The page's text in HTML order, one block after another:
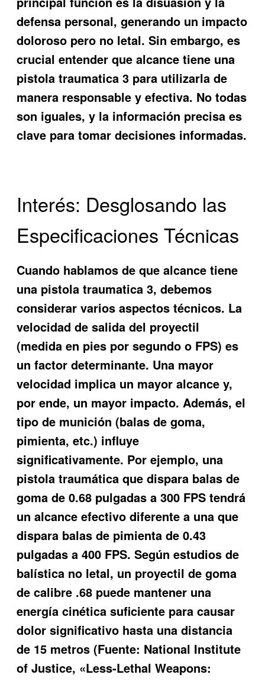
defensa personal, generando un impacto
doloroso pero no letal. Sin embargo, es
crucial entenderque alcance tiene una
pistola traumatica 3 para utilizarla de
manera responsable y efectiva. No todas
son iguales, y la información precisa es
clave para tomar decisiones informadas.
Interés: Desglosando las
Especificaciones Técnicas
Cuando hablamos deque alcance tiene
una pistola traumatica 3, debemos
considerar varios aspectos técnicos. La
velocidad de salida del proyectil
(medida en pies por segundo o FPS) es
un factor determinante. Una mayor
velocidad implica un mayor alcance y,
por ende, un mayor impacto. Además, el
tipo de munición (balas de goma,
pimienta, etc.) influye
significativamente. Por ejemplo, una
pistola traumática que dispara balas de
goma de 0.68 pulgadas a 300 FPS tendrá
un alcance efectivo diferente a una que
dispara balas de pimienta de 0.43
pulgadas a 400 FPS. Según estudios de
balística no letal, un proyectil de goma
de calibre .68 puede mantener una
energía cinética suficiente para causar
dolor significativo hasta una distancia
de 15 metros (Fuente: National Institute
of Justice, «Less-Lethal Weapons: